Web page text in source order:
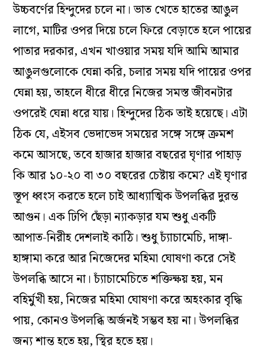
উচ্চবর্ণের হিন্দুদের চলে না। ভাত খেতে হাতের আঙুল
লাগে, মাটির ওপর দিয়ে চলে ফিরে বেড়াতে হলে পায়ের
পাতার দরকার, এখন খাওয়ার সময় যদি আমি আমার
আঙুলগুলোকে ঘেন্না করি, চলার সময় যদি পায়ের ওপর
ঘেন্না হয়, তাহলে ধীরে ধীরে নিজের সমস্ত জীবনটার
ওপরেই ঘেন্না ধরে যায়। হিন্দুদের ঠিক তাই হয়েছে। এটা
ঠিক যে, এইসব ভেদাভেদ সময়ের সঙ্গে সঙ্গে ক্রমশ
কমে আসছে, তবে হাজার হাজার বছরের ঘৃণার পাহাড়
কি আর ১০-২০ বা ৩০ বছরের চেষ্টায় কমে? এই ঘৃণার
স্তূপ ধ্বংস করতে হলে চাই আধ্যাত্মিক উপলব্ধির দুরন্ত
আগুন। এক ঢিপি ছেঁড়া ন্যাকড়ার যম শুধু একটি
আপাত-নিরীহ দেশলাই কাঠি। শুধু চ্যাঁচামেচি, দাঙ্গা-
হাঙ্গামা করে আর নিজেদের মহিমা ঘোষণা করে সেই
উপলব্ধি আসে না। চ্যাঁচামেচিতে শক্তিক্ষয় হয়, মন
বহির্মুখী হয়, নিজের মহিমা ঘোষণা করে অহংকার বৃদ্ধি
পায়, কোনও উপলব্ধি অর্জনই সম্ভব হয় না। উপলব্ধির
জন্য শান্ত হতে হয়, স্থির হতে হয়।